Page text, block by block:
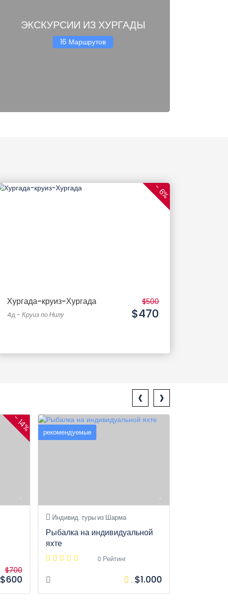
ЭКСКУРСИИ ИЗ ХУРГАДЫ
16 Маршрутов
- 6%
Хургада-круиз-Хургада
4д- Круиз по Нилу
$500
$470
- 14%
$700
$600
рекомендуемые
Индивид. туры из Шарма
Рыбалка на индивидуальной
яхте
0 Рейтинг
. $1.000
‹ ›